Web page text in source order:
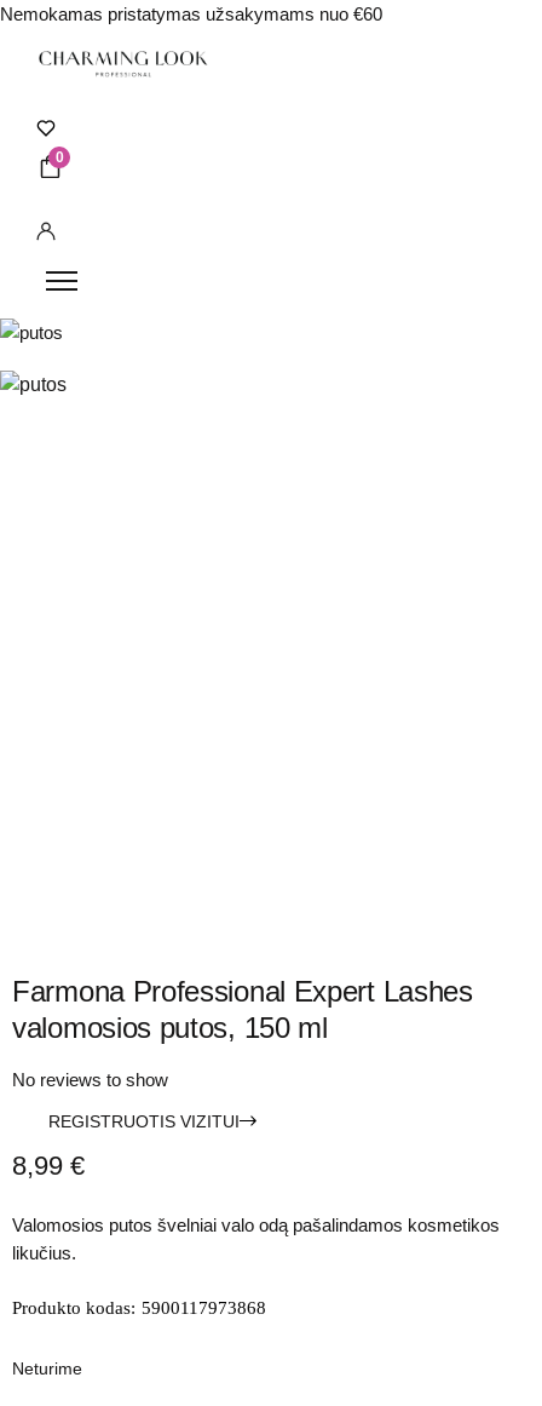
Nemokamas pristatymas užsakymams nuo €60
0
Farmona Professional Expert Lashes
valomosios putos, 150 ml
No reviews to show
REGISTRUOTIS VIZITUI
8,99 €
Valomosios putos švelniai valo odą pašalindamos kosmetikos
likučius.
Produkto kodas: 5900117973868
Neturime